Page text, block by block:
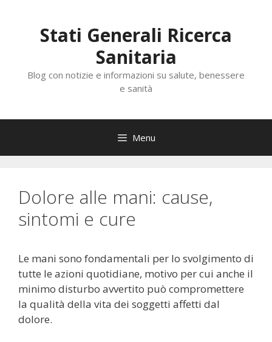
contenutoStati Generali Ricerca
Sanitaria
Blog con notizie e informazioni su salute, benessere
e sanità
Menu
Dolore alle mani: cause,
sintomi e cure
Le mani sono fondamentali per lo svolgimento di
tutte le azioni quotidiane, motivo per cui anche il
minimo disturbo avvertito può compromettere
la qualità della vita dei soggetti affetti dal
dolore.